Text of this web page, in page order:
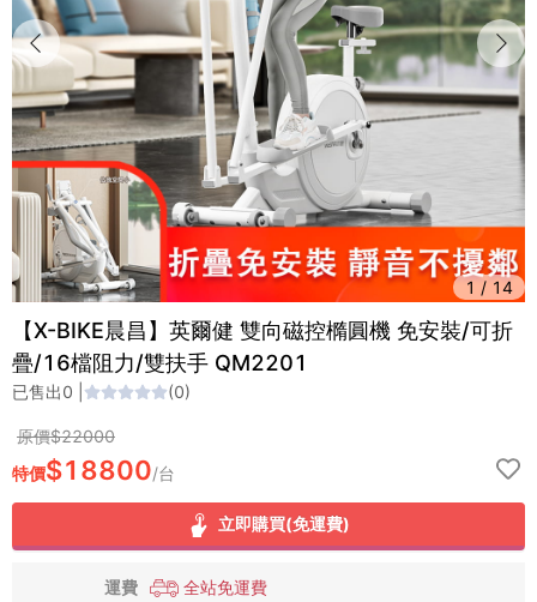
1 / 14
【X-BIKE晨昌】英爾健 雙向磁控橢圓機 免安裝/可折
疊/16檔阻力/雙扶手 QM2201
已售出0 (0)
原價$22000
特價$18800/台
立即購買(免運費)
運費
全站免運費